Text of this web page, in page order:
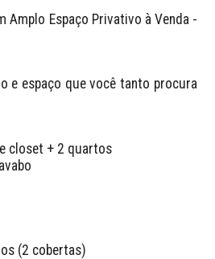
Amplo Espaço Privativo à Venda -
e espaço que você tanto procura
closet + 2 quartos
(2 cobertas)